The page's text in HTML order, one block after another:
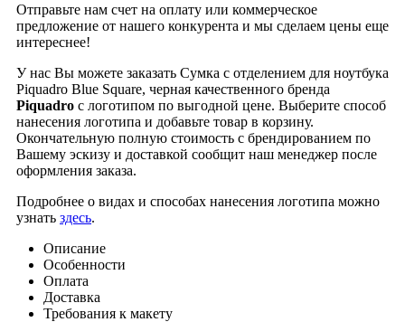
Отправьте нам счет на оплату или коммерческое
предложение от нашего конкурента и мы сделаем цены еще
интереснее!
У нас Вы можете заказать Сумка с отделением для ноутбука
Piquadro Blue Square, черная качественного бренда
Piquadro с логотипом по выгодной цене. Выберите способ
нанесения логотипа и добавьте товар в корзину.
Окончательную полную стоимость с брендированием по
Вашему эскизу и доставкой сообщит наш менеджер после
оформления заказа.
Подробнее о видах и способах нанесения логотипа можно
узнать здесь.
Описание
Особенности
Оплата
Доставка
Требования к макету